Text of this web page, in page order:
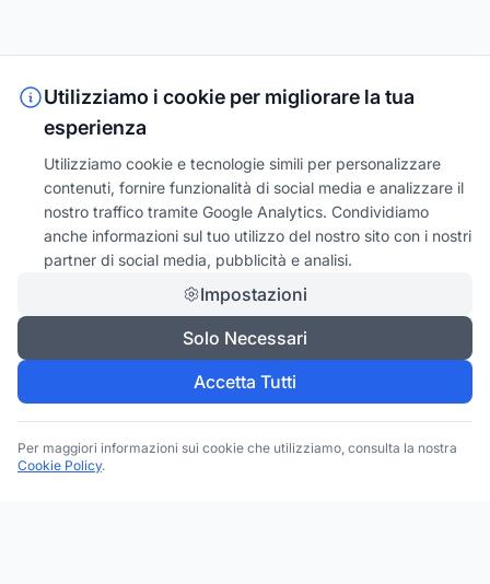
Utilizziamo i cookie per migliorare la tua
esperienza
Utilizziamo cookie e tecnologie simili per personalizzare
contenuti, fornire funzionalità di social media e analizzare il
nostro traffico tramite Google Analytics. Condividiamo
anche informazioni sul tuo utilizzo del nostro sito con i nostri
partner di social media, pubblicità e analisi.
Impostazioni
Solo Necessari
Accetta Tutti
Per maggiori informazioni sui cookie che utilizziamo, consulta la nostra
Cookie Policy.